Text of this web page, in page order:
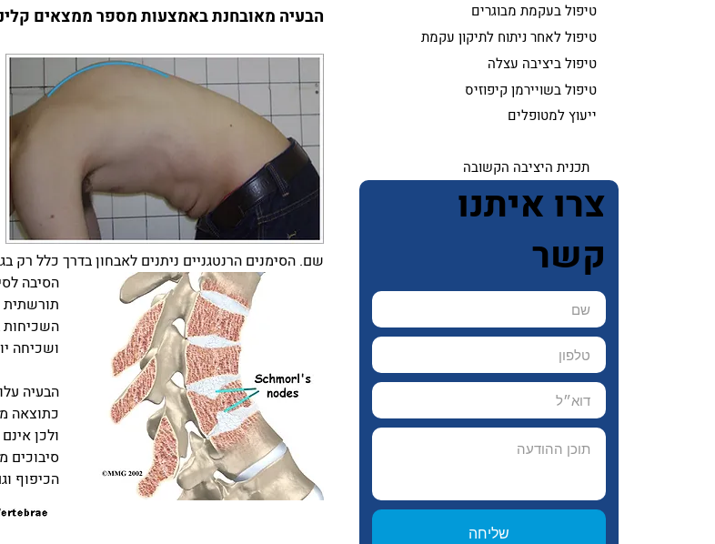
הבעיה מאובחנת באמצעות מספר ממצאים
שם. הסימנים הרנטגניים ניתנים לאבחון בדרך כלל רק בגיל 12-13 ולכן האבחון הקליני מאוד חשוב בגיל
הסיבה
תורשתית
ושכיחה
הבעיה
כתוצאה
ולכן
הכיפוף
טיפול בעקמת מבוגרים
טיפול לאחר ניתוח לתיקון עקמת
טיפול ביציבה עצלה
טיפול בשויירמן קיפוזיס
ייעוץ למטופלים
תכנית היציבה הקשובה
צרו איתנו
קשר
שליחה